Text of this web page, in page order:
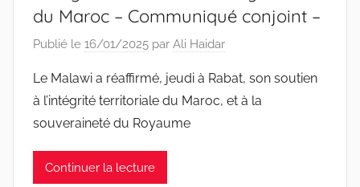
du Maroc – Communiqué conjoint –
Publié le 16/01/2025 par Ali Haidar
Le Malawi a réaffirmé, jeudi à Rabat, son soutien
à l’intégrité territoriale du Maroc, et à la
souveraineté du Royaume
Continuer la lecture